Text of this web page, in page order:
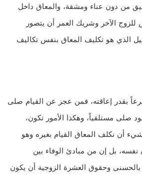
من دون عناء ومشقة، والمعاق داخل
الآخر وشريك العمر أن يتصور
الذي هو تكليف المعاق بنفس تكاليف
بقدر إعاقته، فمن عجز عن القيام صلى
صلى مستلقياً، وهكذا الأمور تكون،
أن نكلف المعاق القيام بغيره وهو
بل إن من مبادئ الوفاء بين
وحقوق العشرة الزوجية أن يكون